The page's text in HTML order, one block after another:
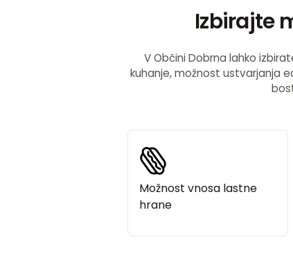
Izbirajte
V Občini Dobrna lahko
kuhanje, možnost ustvarjanja
Možnost vnosa lastne
hrane